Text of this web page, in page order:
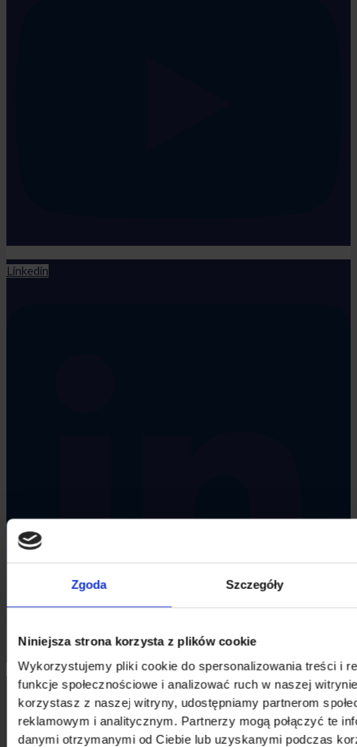
Zgoda Szczegóły
Niniejsza strona korzysta z plików cookie
Wykorzystujemy pliki cookie do spersonalizowania treści i
funkcje społecznościowe i analizować ruch w naszej
korzystasz z naszej witryny, udostępniamy partnerom
reklamowym i analitycznym. Partnerzy mogą połączyć te
danymi otrzymanymi od Ciebie lub uzyskanymi podczas
Linkedin
The owner of the FAST product brand is VANKING CELKAR GROUP
P.S.A.